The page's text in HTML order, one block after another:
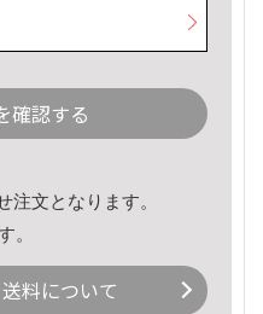
確認する
注文となります。
。
料について